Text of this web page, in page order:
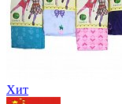
Хит